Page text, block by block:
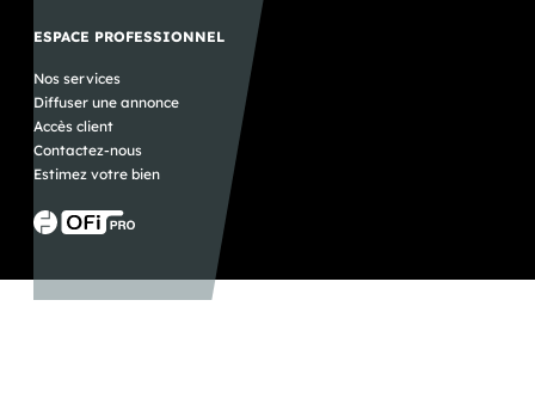
ESPACE PROFESSIONNEL
Nos services
Diffuser une annonce
Accès client
Contactez-nous
Estimez votre bien